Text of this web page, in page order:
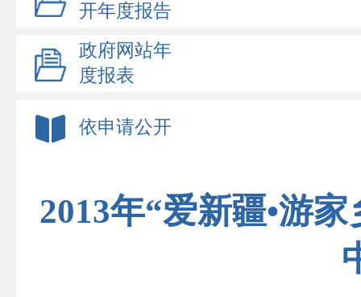
开年度报告
政府网站年
度报表
依申请公开
2013年“爱新疆•游